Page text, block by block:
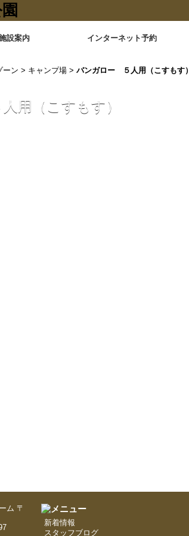
設案内 インターネット予約
ーン > キャンプ場 > バンガロー ５人用（こすもす）
用（こすもす）
〒
新着情報
スタッフブログ